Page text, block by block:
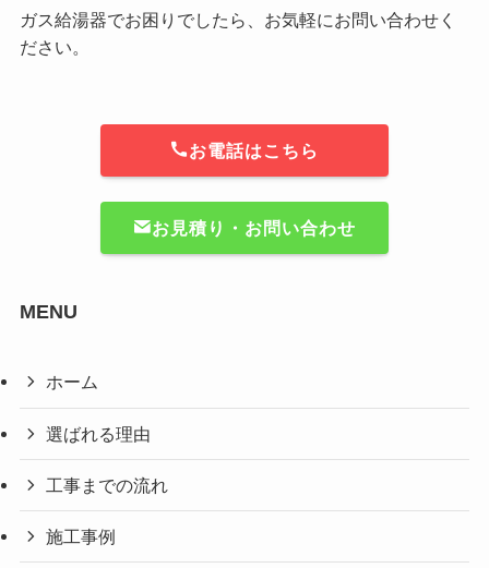
ガス給湯器でお困りでしたら、お気軽にお問い合わせく
ださい。
お電話はこちら
お見積り・お問い合わせ
MENU
ホーム
選ばれる理由
工事までの流れ
施工事例